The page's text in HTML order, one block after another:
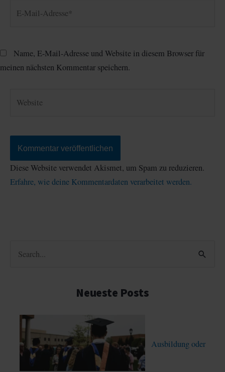
Name, E-Mail-Adresse und Website in diesem Browser für
meinen nächsten Kommentar speichern.
Diese Website verwendet Akismet, um Spam zu reduzieren.
Erfahre, wie deine Kommentardaten verarbeitet werden.
Neueste Posts
Ausbildung oder